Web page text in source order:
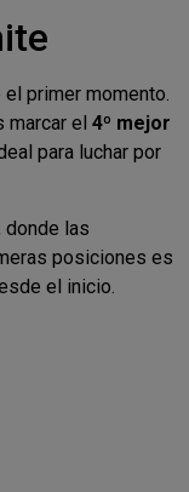
primer momento.
el 4º mejor
para luchar por
donde las
posiciones es
el inicio.